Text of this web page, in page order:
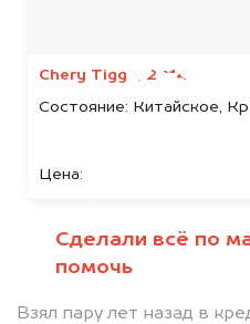
Chery Tiggo, 2014
Состояние: Китайское,
Цена:
Сделали всё по
помочь
Взял пару лет назад в
Узнайте
Мы купим ваше